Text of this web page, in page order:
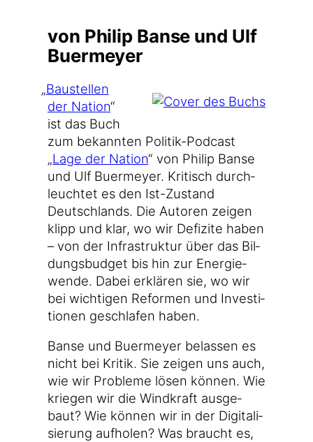
von Philip Banse und Ulf
Buermeyer
„Bau­stel­len
der Nati­on“
ist das Buch
zum bekann­ten Politik-Podcast
„Lage der Nati­on“ von Phil­ip Ban­se
und Ulf Buer­mey­er. Kri­tisch durch­
leuch­tet es den Ist-Zustand
Deutsch­lands. Die Autoren zei­gen
klipp und klar, wo wir Defi­zi­te haben
– von der Infra­struk­tur über das Bil­
dungs­bud­get bis hin zur Ener­gie­
wen­de. Dabei erklä­ren sie, wo wir
bei wich­ti­gen Refor­men und Inves­ti­
tio­nen geschla­fen haben.
Ban­se und Buer­mey­er belas­sen es
nicht bei Kri­tik. Sie zei­gen uns auch,
wie wir Pro­ble­me lösen kön­nen. Wie
krie­gen wir die Wind­kraft aus­ge­
baut? Wie kön­nen wir in der Digi­ta­li­
sie­rung auf­ho­len? Was braucht es,